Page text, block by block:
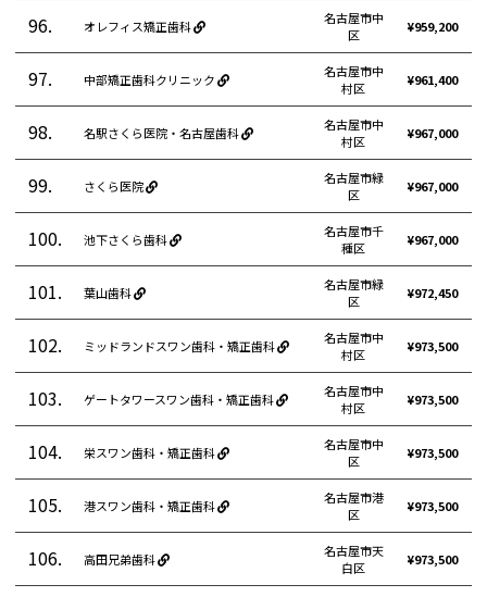
96. オレフィス矯正歯科
名古屋市中
区
¥959,200
97. 中部矯正歯科クリニック
名古屋市中
村区
¥961,400
98. 名駅さくら医院・名古屋歯科
名古屋市中
村区
¥967,000
99. さくら医院
名古屋市緑
区
¥967,000
100. 池下さくら歯科
名古屋市千
種区
¥967,000
101. 葉山歯科
名古屋市緑
区
¥972,450
102. ミッドランドスワン歯科・矯正歯科
名古屋市中
村区
¥973,500
103. ゲートタワースワン歯科・矯正歯科
名古屋市中
村区
¥973,500
104. 栄スワン歯科・矯正歯科
名古屋市中
区
¥973,500
105. 港スワン歯科・矯正歯科
名古屋市港
区
¥973,500
106. 高田兄弟歯科
名古屋市天
白区
¥973,500